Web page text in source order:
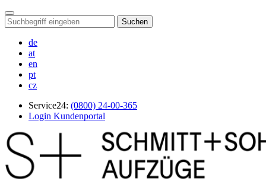
Suchen
de
at
en
pt
cz
Service24: (0800) 24-00-365
Login Kundenportal